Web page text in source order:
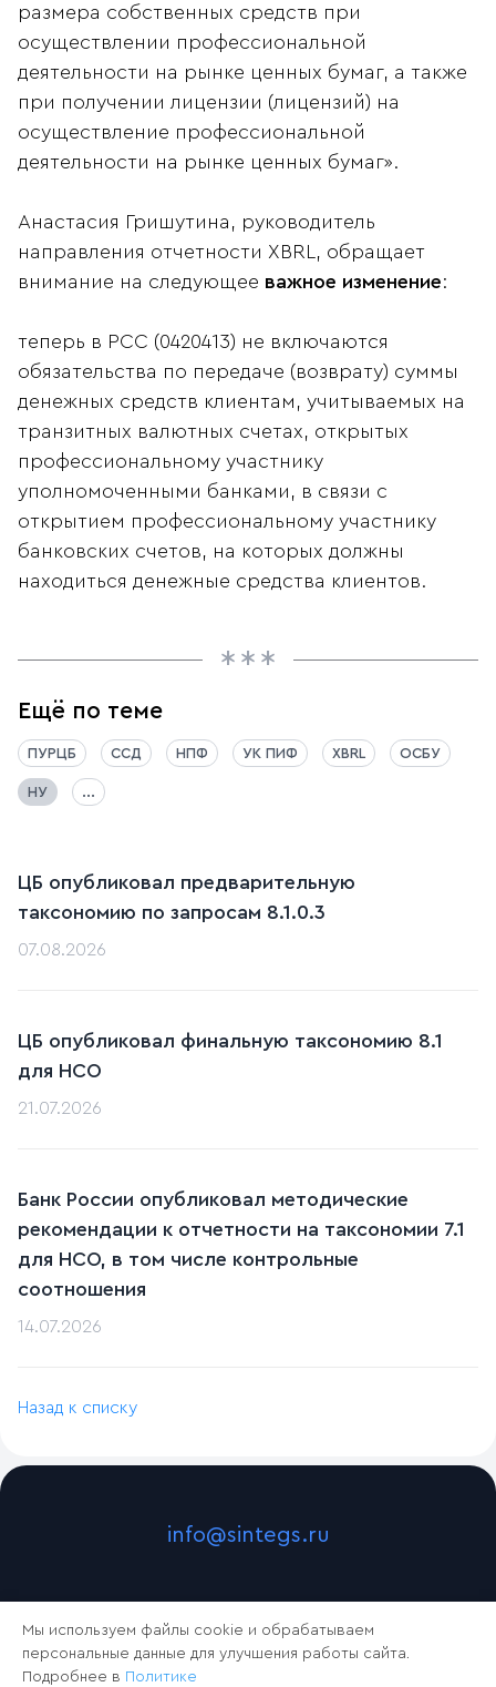
размера собственных средств при
осуществлении профессиональной
деятельности на рынке ценных бумаг, а также
при получении лицензии (лицензий) на
осуществление профессиональной
деятельности на рынке ценных бумаг».
Анастасия Гришутина, руководитель
направления отчетности XBRL, обращает
внимание на следующее важное изменение:
теперь в РСС (0420413) не включаются
обязательства по передаче (возврату) суммы
денежных средств клиентам, учитываемых на
транзитных валютных счетах, открытых
профессиональному участнику
уполномоченными банками, в связи с
открытием профессиональному участнику
банковских счетов, на которых должны
находиться денежные средства клиентов.
Ещё по теме
ПУРЦБ ССД НПФ УК ПИФ XBRL ОСБУ
НУ ...
ЦБ опубликовал предварительную
таксономию по запросам 8.1.0.3
07.08.2026
ЦБ опубликовал финальную таксономию 8.1
для НСО
21.07.2026
Банк России опубликовал методические
рекомендации к отчетности на таксономии 7.1
для НСО, в том числе контрольные
соотношения
14.07.2026
Назад к списку
info@sintegs.ru
Мы используем файлы cookie и обрабатываем
персональные данные для улучшения работы сайта.
Подробнее в Политике